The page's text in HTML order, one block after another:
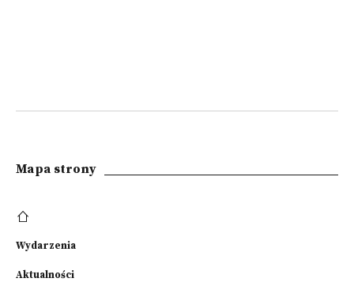
Mapa strony
Wydarzenia
Aktualności